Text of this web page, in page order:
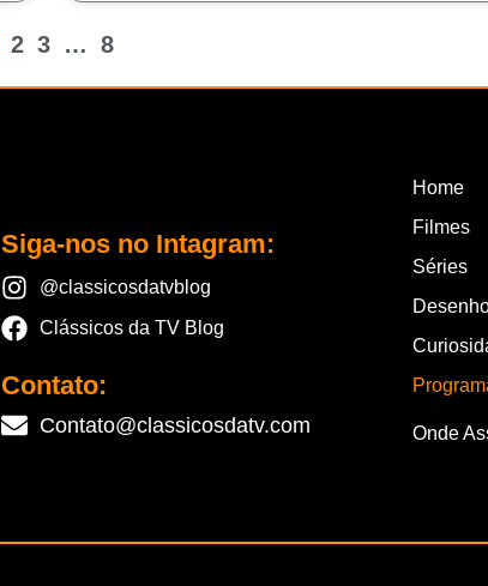
2 3 … 8
Siga-nos no Intagram:
@classicosdatvblog
Clássicos da TV Blog
Contato:
Contato@classicosdatv.com
Home
Filmes
Séries
Onde